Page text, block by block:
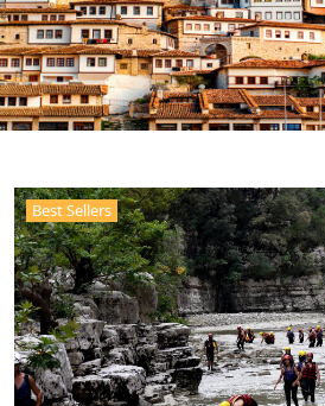
Best Sellers